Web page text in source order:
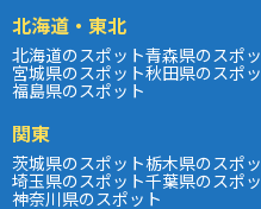
北海道・東北
北海道のスポット青森県のスポ
宮城県のスポット秋田県のスポ
福島県のスポット
関東
茨城県のスポット栃木県のスポ
埼玉県のスポット千葉県のスポ
神奈川県のスポット